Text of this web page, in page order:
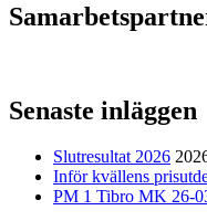
Senaste inläggen
Slutresultat 2026
Inför kvällens
PM 1 Tibro MK 26-